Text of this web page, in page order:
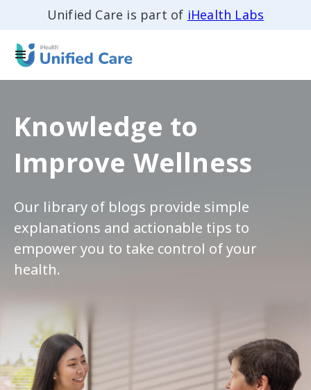
Unified Care is part of iHealth Labs
Knowledge to
Improve Wellness
Our library of blogs provide simple
explanations and actionable tips to
empower you to take control of your
health.